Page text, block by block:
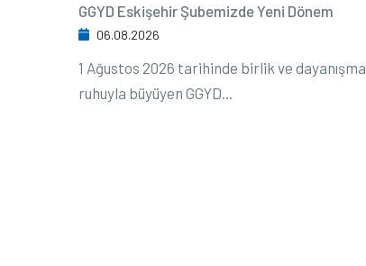
GGYD Eskişehir Şubemizde Yeni Dönem
06.08.2026
1 Ağustos 2026 tarihinde birlik ve dayanışma
ruhuyla büyüyen GGYD...